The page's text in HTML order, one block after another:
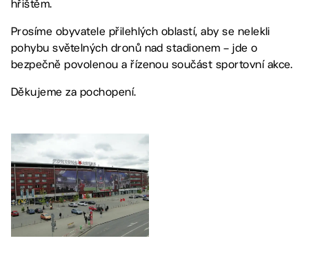
hřištěm.
Prosíme obyvatele přilehlých oblastí, aby se nelekli
pohybu světelných dronů nad stadionem – jde o
bezpečně povolenou a řízenou součást sportovní akce.
Děkujeme za pochopení.